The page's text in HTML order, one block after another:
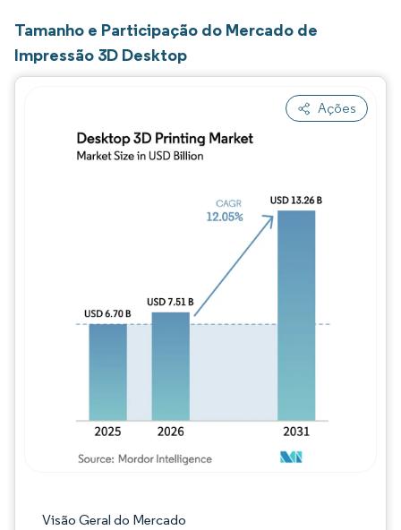
Tamanho e Participação do Mercado de
Impressão 3D Desktop
Ações
Visão Geral do Mercado
Imagem © Mordor Intelligence. O reuso